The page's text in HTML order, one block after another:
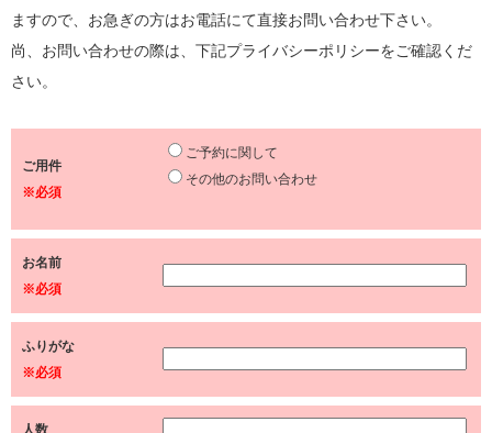
ますので、お急ぎの方はお電話にて直接お問い合わせ下さい。
尚、お問い合わせの際は、下記プライバシーポリシーをご確認くだ
さい。
ご用件
※必須
ご予約に関して
その他のお問い合わせ
お名前
※必須
ふりがな
※必須